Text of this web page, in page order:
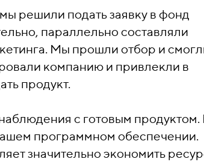
решили подать заявку в фонд
параллельно составляли
Мы прошли отбор и
компанию и привлекли в
продукт.
с готовым
программном обеспечении.
значительно экономить